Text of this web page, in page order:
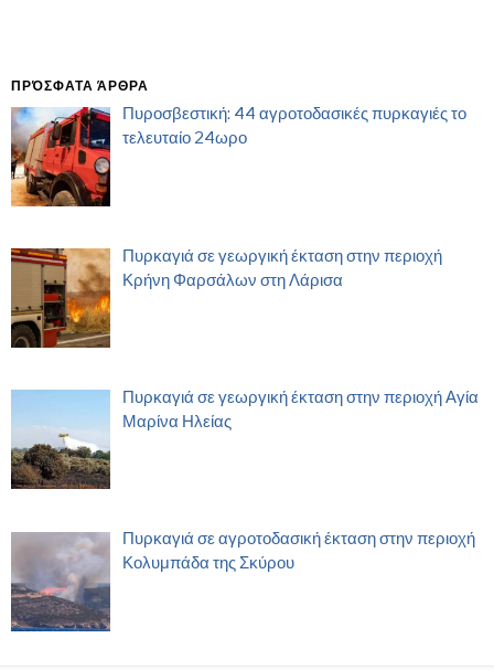
ΠΡΌΣΦΑΤΑ ΆΡΘΡΑ
Πυροσβεστική: 44 αγροτοδασικές πυρκαγιές το
τελευταίο 24ωρο
Πυρκαγιά σε γεωργική έκταση στην περιοχή
Κρήνη Φαρσάλων στη Λάρισα
Πυρκαγιά σε γεωργική έκταση στην περιοχή Αγία
Μαρίνα Ηλείας
Πυρκαγιά σε αγροτοδασική έκταση στην περιοχή
Κολυμπάδα της Σκύρου